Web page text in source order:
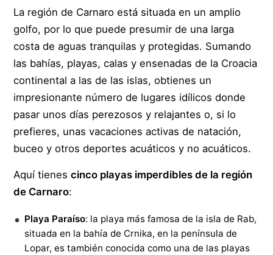
La región de Carnaro está situada en un amplio
golfo, por lo que puede presumir de una larga
costa de aguas tranquilas y protegidas. Sumando
las bahías, playas, calas y ensenadas de la Croacia
continental a las de las islas, obtienes un
impresionante número de lugares idílicos donde
pasar unos días perezosos y relajantes o, si lo
prefieres, unas vacaciones activas de natación,
buceo y otros deportes acuáticos y no acuáticos.
Aquí tienescinco playas imperdibles de la región
de Carnaro:
Playa Paraíso: la playa más famosa de la isla de Rab,
situada en la bahía de Crnika, en la península de
Lopar, es también conocida como una de las playas